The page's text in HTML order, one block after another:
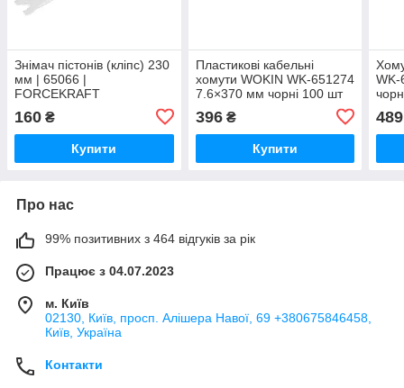
Знімач пістонів (кліпс) 230
мм | 65066 |
FORCEKRAFT
160 ₴
Купити
Пластикові кабельні
хомути WOKIN WK-651274
7.6×370 мм чорні 100 шт
396₴
Купити
489
Про нас
99% позитивних з 464 відгуків за рік
Працює з 04.07.2023
м. Київ
02130, Київ, просп. Алішера Навої, 69 +380675846458,
Київ, Україна
Контакти